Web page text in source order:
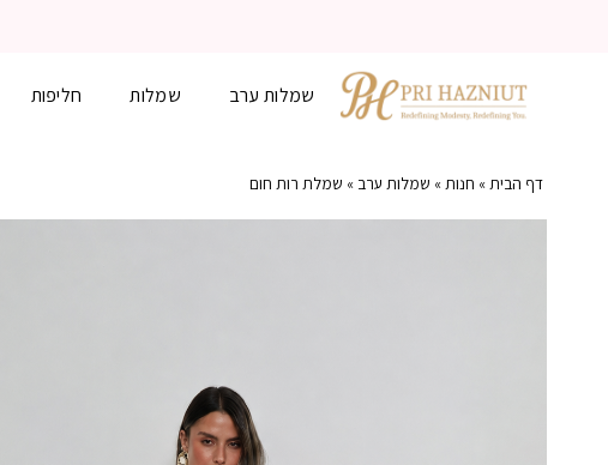
שמלות ערב שמלות חליפות
דף הבית» חנות» שמלות ערב » שמלת רות חום